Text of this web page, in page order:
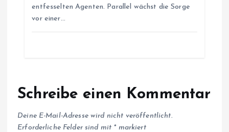
entfesselten Agenten. Parallel wächst die Sorge
vor einer…
Schreibe einen Kommentar
Deine E-Mail-Adresse wird nicht veröffentlicht.
Erforderliche Felder sind mit *markiert